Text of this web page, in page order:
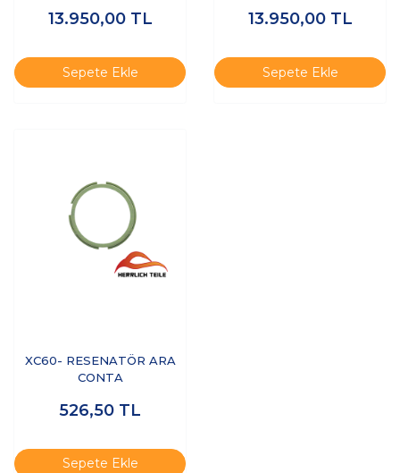
13.950,00 TL
Sepete Ekle
13.950,00 TL
Sepete Ekle
XC60- RESENATÖR ARA
CONTA
526,50 TL
Sepete Ekle